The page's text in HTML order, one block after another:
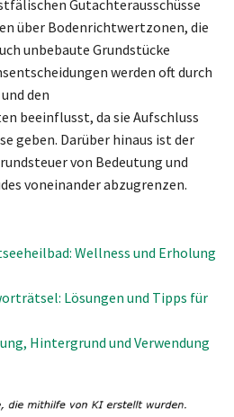
Gutachterausschüsse
über Bodenrichtwertzonen, die
unbebaute Grundstücke
werden oft durch
den
beeinflusst, da sie Aufschluss
geben. Darüber hinaus ist der
von Bedeutung und
voneinander abzugrenzen.
Wellness und Erholung
Lösungen und Tipps für
Hintergrund und Verwendung